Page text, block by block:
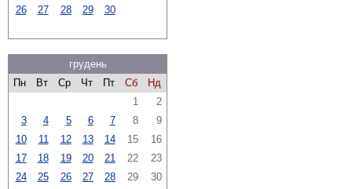
26
27 28 29 30
грудень
Пн
Вт Ср Чт Пт Сб
Нд
1
2
3
4 5 6 7 8
9
10
11 12 13 14 15
16
17
18 19 20 21 22
23
24
25 26 27 28 29
30